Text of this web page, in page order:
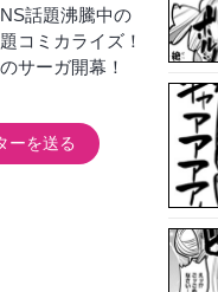
話題沸騰中の
コミカライズ！
サーガ開幕！
ーを送る